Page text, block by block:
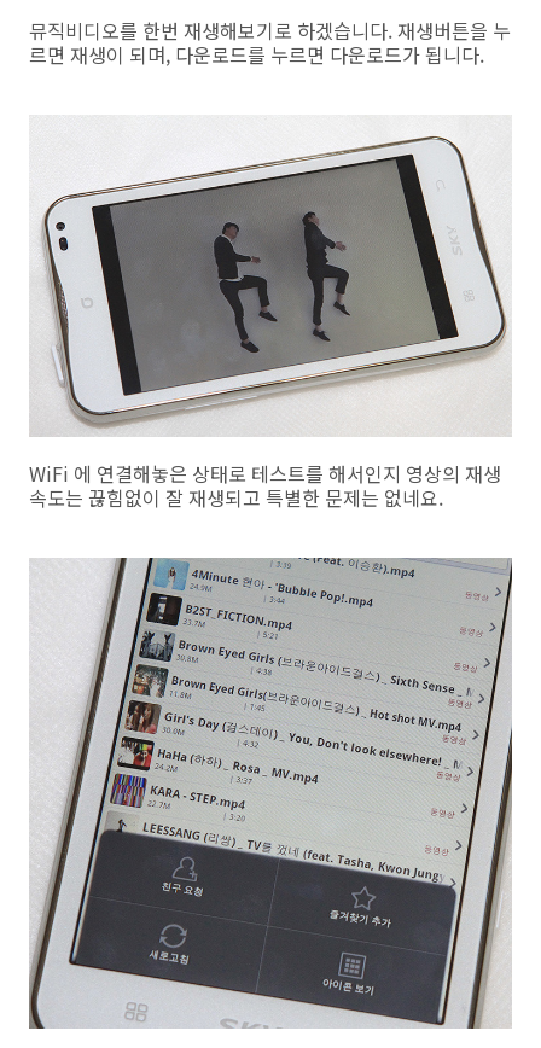
뮤직비디오를 한번 재생해보기로 하겠습니다. 재생버튼을 누
르면 재생이 되며, 다운로드를 누르면 다운로드가 됩니다.
WiFi 에 연결해놓은 상태로 테스트를 해서인지 영상의 재생
속도는 끊힘없이 잘 재생되고 특별한 문제는 없네요.